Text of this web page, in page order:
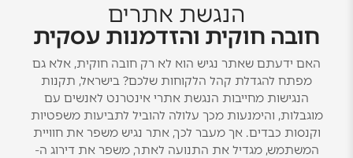
הנגשת אתרים
חובה חוקית והזדמנות עסקית
האם ידעתם שאתר נגיש הוא לא רק חובה חוקית, אלא גם
מפתח להגדלת קהל הלקוחות שלכם? בישראל, תקנות
הנגישות מחייבות הנגשת אתרי אינטרנט לאנשים עם
מוגבלות, והימנעות מכך עלולה להוביל לתביעות משפטיות
וקנסות כבדים. אך מעבר לכך, אתר נגיש משפר את חוויית
המשתמש, מגדיל את התנועה לאתר, משפר את דירוג ה-